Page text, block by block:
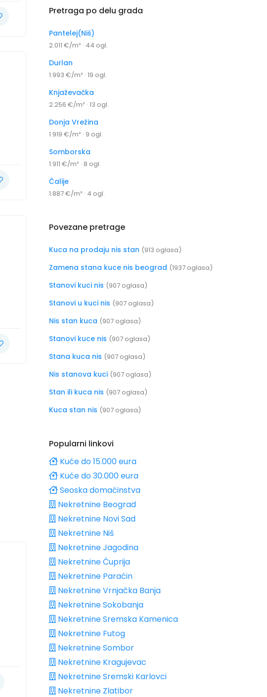
Pretraga po delu grada
Pantelej(Niš)
2.011 €/m² · 44 ogl.
Durlan
1.993 €/m² · 19 ogl.
Knjaževačka
2.256 €/m² · 13 ogl.
Donja Vrežina
1.919 €/m² · 9 ogl.
Somborska
1.911 €/m² · 8 ogl.
Čalije
1.887 €/m² · 4 ogl.
Povezane pretrage
Kuca na prodaju nis stan (913 oglasa)
Zamena stana kuce nis beograd (1937 oglasa)
Stanovi kuci nis (907 oglasa)
Stanovi u kuci nis (907 oglasa)
Nis stan kuca (907 oglasa)
Stanovi kuce nis (907 oglasa)
Stana kuca nis (907 oglasa)
Nis stanova kuci (907 oglasa)
Stan ili kuca nis (907 oglasa)
Kuca stan nis (907 oglasa)
Popularni linkovi
Kuće do 15.000 eura
Kuće do 30.000 eura
Seoska domaćinstva
Nekretnine Beograd
Nekretnine Novi Sad
Nekretnine Niš
Nekretnine Jagodina
Nekretnine Ćuprija
Nekretnine Paraćin
Nekretnine Vrnjačka Banja
Nekretnine Sokobanja
Nekretnine Sremska Kamenica
Nekretnine Futog
Nekretnine Sombor
Nekretnine Kragujevac
Nekretnine Sremski Karlovci
Nekretnine Zlatibor